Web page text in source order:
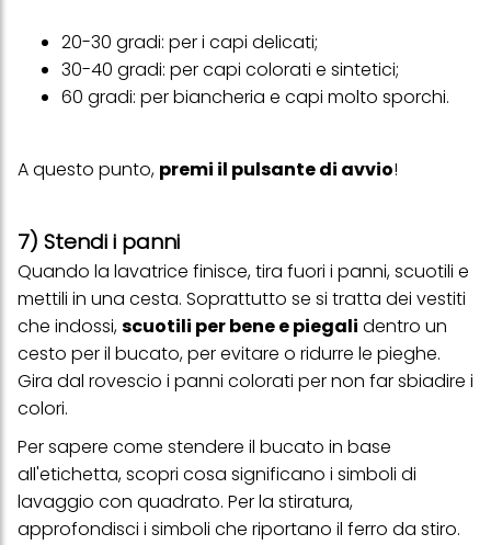
20-30 gradi: per i capi delicati;
30-40 gradi: per capi colorati e sintetici;
60 gradi: per biancheria e capi molto sporchi.
A questo punto, premi il pulsante di avvio!
7) Stendi i panni
Quando la lavatrice finisce, tira fuori i panni, scuotili e
mettili in una cesta. Soprattutto se si tratta dei vestiti
che indossi,scuotili per bene e piegali dentro un
cesto per il bucato, per evitare o ridurre le pieghe.
Gira dal rovescio i panni colorati per non far sbiadire i
colori.
Per sapere come stendere il bucato in base
all'etichetta, scopri cosa significano i simboli di
lavaggio con quadrato. Per la stiratura,
approfondisci i simboli che riportano il ferro da stiro.